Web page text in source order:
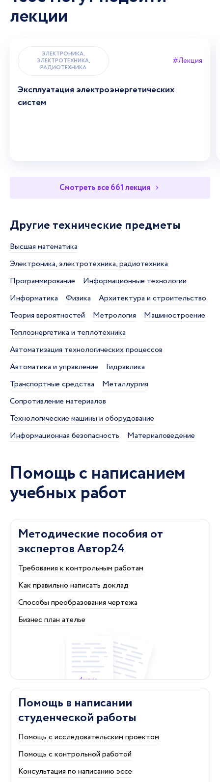
лекции
ЭЛЕКТРОНИКА,
ЭЛЕКТРОТЕХНИКА,
РАДИОТЕХНИКА
#Лекция
Эксплуатация электроэнергетических
систем
Смотреть все 661 лекция
Другие технические предметы
Высшая математика
Электроника, электротехника, радиотехника
Программирование
Информационные технологии
Информатика
Физика
Архитектура и строительство
Теория вероятностей
Метрология
Машиностроение
Теплоэнергетика и теплотехника
Автоматизация технологических процессов
Автоматика и управление
Гидравлика
Транспортные средства
Металлургия
Сопротивление материалов
Технологические машины и оборудование
Информационная безопасность
Материаловедение
Помощь с написанием
учебных работ
Методические пособия от
экспертов Автор24
Требования к контрольным работам
Как правильно написать доклад
Способы преобразования чертежа
Бизнес план ателье
Помощь в написании
студенческой работы
Помощь с исследовательским проектом
Помощь с контрольной работой
Консультация по написанию эссе